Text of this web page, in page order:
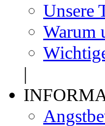
Unsere
Warum
|